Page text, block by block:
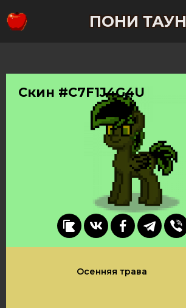
ПОНИ ТАУН
Скин #C7F1J4G4U
Осенняя трава